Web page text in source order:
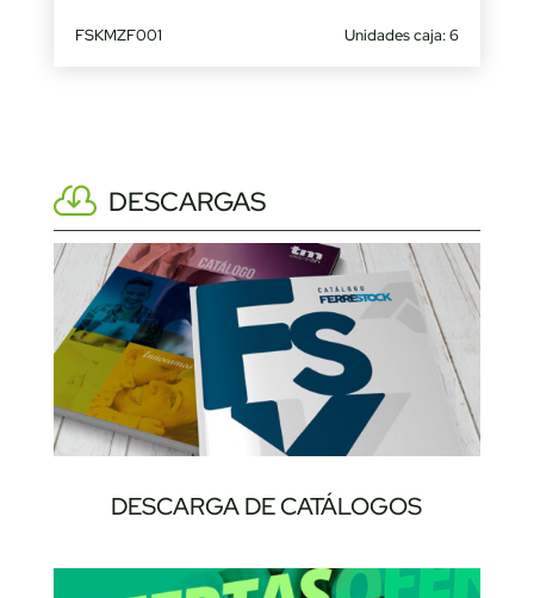
FSKMZF001 Unidades caja: 6
DESCARGAS
DESCARGA DE CATÁLOGOS